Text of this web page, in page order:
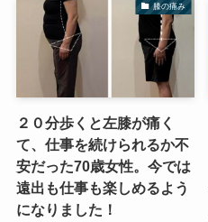
膝の痛み
２０分歩くと左膝が痛く
て、仕事を続けられるか不
安だった70歳女性。今では
遠出も仕事も楽しめるよう
になりました！